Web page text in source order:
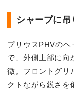
シャープに
プリウスPHVのヘ
で、外側上部に向
徴。フロントグリ
クトながら鋭さを